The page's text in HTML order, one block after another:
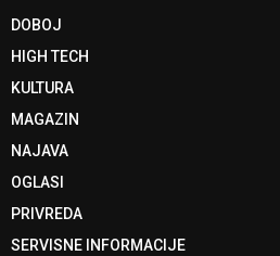
DOBOJ
HIGH TECH
KULTURA
MAGAZIN
NAJAVA
OGLASI
PRIVREDA
SERVISNE INFORMACIJE